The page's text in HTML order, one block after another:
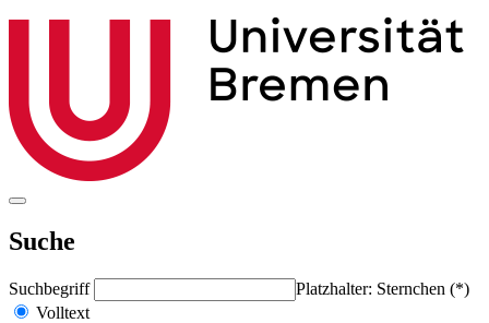
Suche
Suchbegriff
Platzhalter: Sternchen (*)
Volltext